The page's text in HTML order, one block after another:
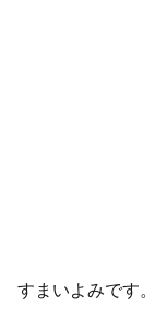
すまいよみです。